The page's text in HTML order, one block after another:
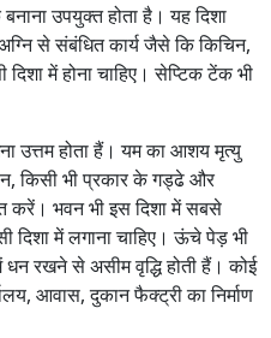
उपयुक्त होता है। यह दिशा
से संबंधित कार्य जैसे कि किचिन,
में होना चाहिए। सेप्टिक टेंक भी
उत्तम होता हैं। यम का आशय मृत्यु
किसी भी प्रकार के गड्ढे और
करें। भवन भी इस दिशा में सबसे
दिशा में लगाना चाहिए। ऊंचे पेड़ भी
धन रखने से असीम वृद्धि होती हैं। कोई
आवास, दुकान फैक्ट्री का निर्माण